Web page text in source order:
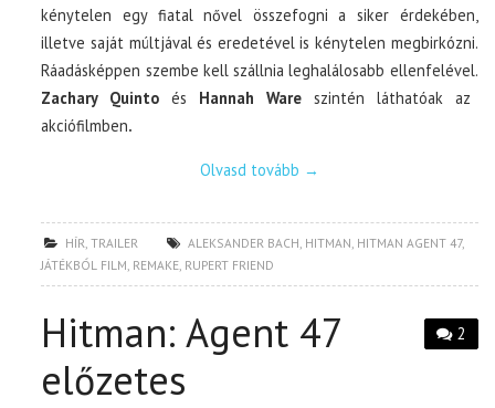
kénytelen egy fiatal nővel összefogni a siker érdekében,
illetve saját múltjával és eredetével is kénytelen megbirkózni.
Ráadásképpen szembe kell szállnia leghalálosabb ellenfelével.
Zachary Quinto és Hannah Wareszintén láthatóak az
akciófilmben.
Olvasd tovább →
HÍR,TRAILER ALEKSANDER BACH, HITMAN, HITMAN AGENT 47,
JÁTÉKBÓL FILM, REMAKE, RUPERT FRIEND
2
Hitman: Agent 47
előzetes